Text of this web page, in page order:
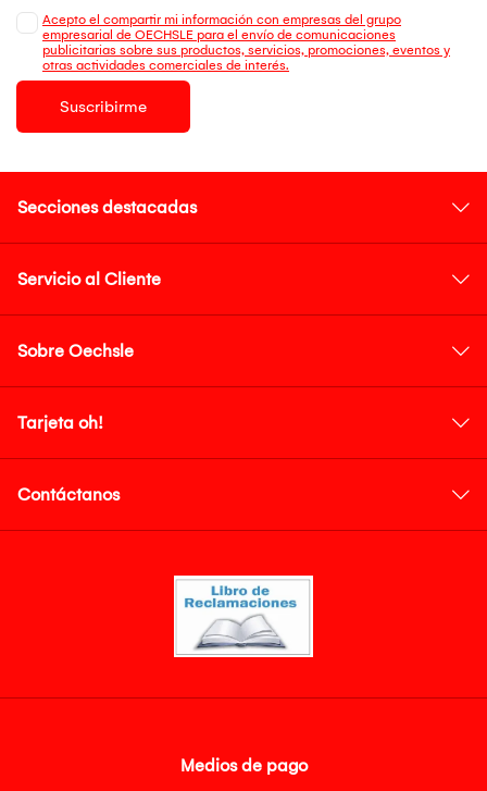
Acepto el compartir mi información con empresas del grupo
empresarial de OECHSLE para el envío de comunicaciones
publicitarias sobre sus productos, servicios, promociones, eventos y
otras actividades comerciales de interés.
Suscribirme
Secciones destacadas
Servicio al Cliente
Sobre Oechsle
Tarjeta oh!
Contáctanos
Medios de pago